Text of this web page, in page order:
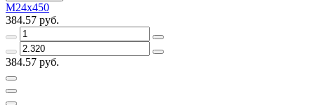
М24х450
384.57 руб.
384.57 руб.